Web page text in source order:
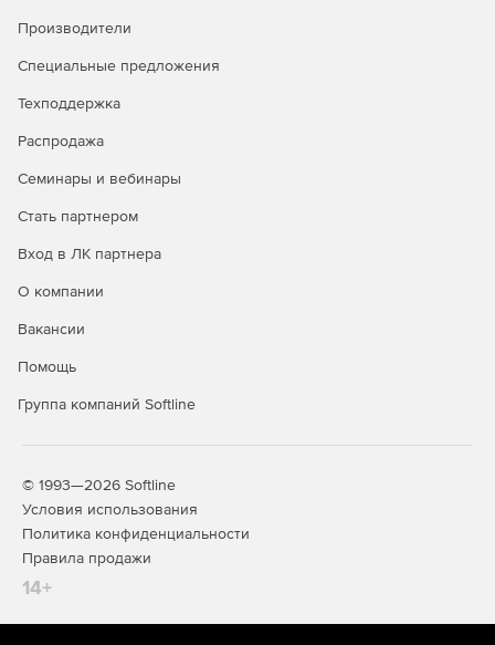
Производители
Специальные предложения
Техподдержка
Распродажа
Семинары и вебинары
Стать партнером
Вход в ЛК партнера
О компании
Вакансии
Помощь
Группа компаний Softline
© 1993—2026 Softline
Условия использования
Политика конфиденциальности
Правила продажи
14+